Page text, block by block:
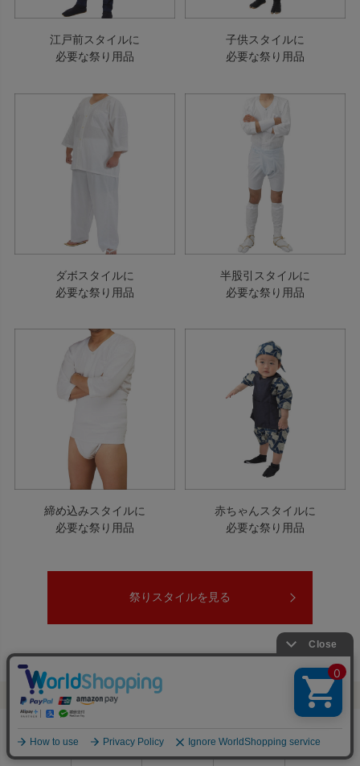
江戸前スタイルに
必要な祭り用品
子供スタイルに
必要な祭り用品
ダボスタイルに
必要な祭り用品
半股引スタイルに
必要な祭り用品
締め込みスタイルに
必要な祭り用品
赤ちゃんスタイルに
必要な祭り用品
祭りスタイルを見る
会員ページ 店舗案内